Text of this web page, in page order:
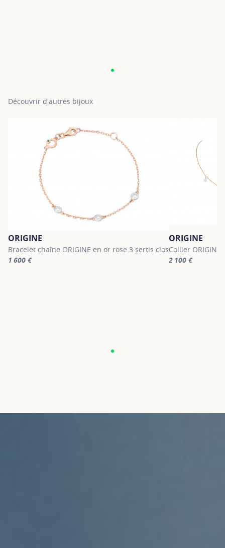
Découvrir d'autres bijoux
ORIGINE
Bracelet chaîne ORIGINE en or rose 3 sertis clos
1 600 €
ORIGINE
Collier
2 100 €